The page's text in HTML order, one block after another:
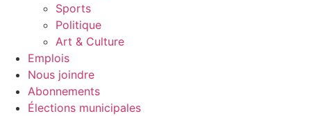
Sports
Politique
Art & Culture
Emplois
Nous joindre
Abonnements
Élections municipales